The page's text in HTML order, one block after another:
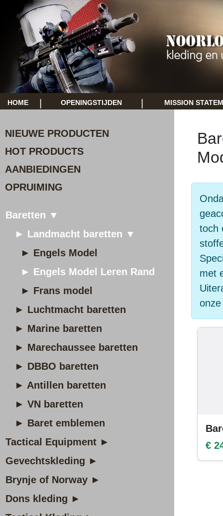
HOME OPENINGSTIJDEN MISSION
NIEUWE PRODUCTEN
HOT PRODUCTS
AANBIEDINGEN
OPRUIMING
Baretten ▼
► Landmacht baretten ▼
► Engels Model
► Engels Model Leren Rand
► Frans model
► Luchtmacht baretten
► Marine baretten
► Marechaussee baretten
► DBBO baretten
► Antillen baretten
► VN baretten
► Baret emblemen
Tactical Equipment ►
Gevechtskleding ►
Brynje of Norway ►
Dons kleding ►
toch
met
€